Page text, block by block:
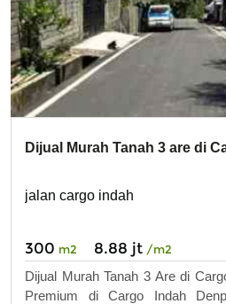
Dijual Murah Tanah 3 are di
jalan cargo indah
300 m2 8.88 jt /m2
Dijual Murah Tanah 3 Are di
Premium di Cargo Indah